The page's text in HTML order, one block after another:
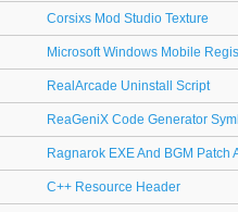
Corsixs Mod Studio Texture
Microsoft Windows Mobile
RealArcade Uninstall Script
ReaGeniX Code Generator
Ragnarok EXE And BGM Patch
C++ Resource Header